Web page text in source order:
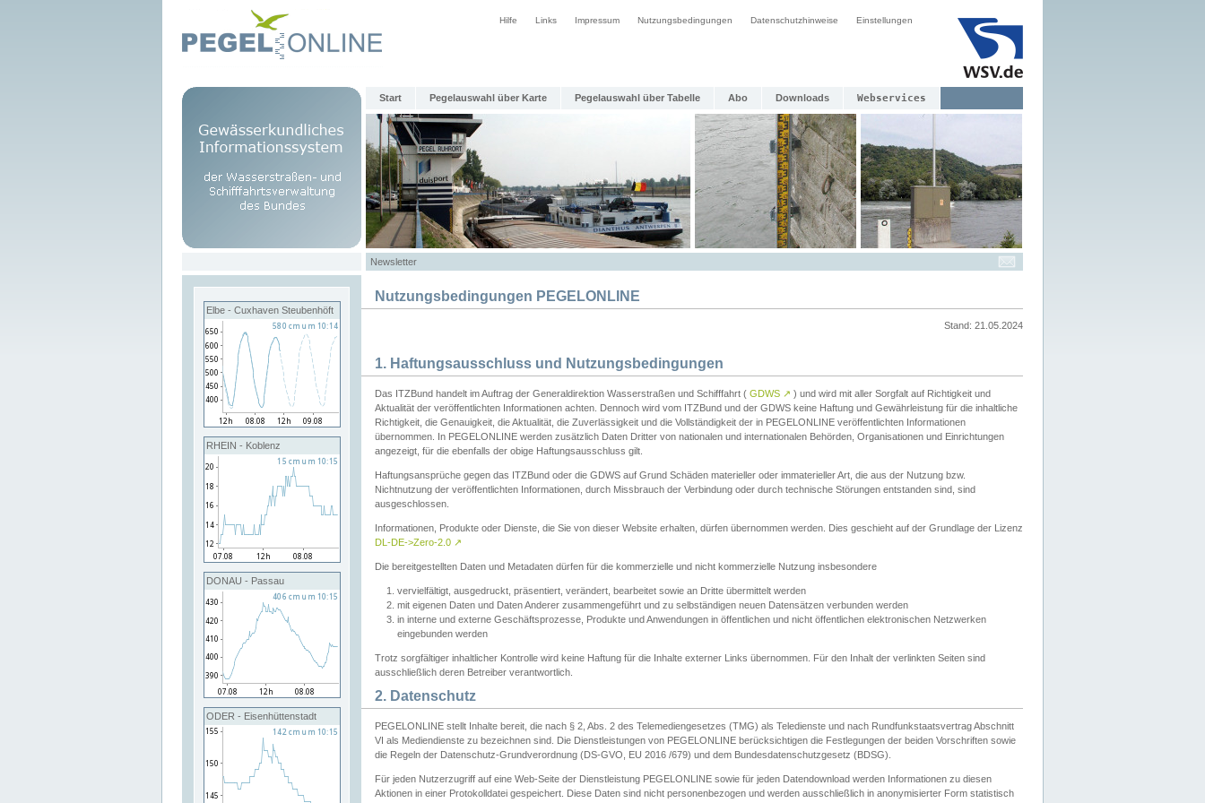
Hilfe Links Impressum Nutzungsbedingungen Datenschutzhinweise Einstellungen
Start Pegelauswahl über Karte Pegelauswahl über Tabelle Abo Downloads Webservices
Newsletter
Elbe - Cuxhaven Steubenhöft
RHEIN - Koblenz
DONAU - Passau
ODER - Eisenhüttenstadt
Nutzungsbedingungen PEGELONLINE
Stand: 21.05.2024
1. Haftungsausschluss und Nutzungsbedingungen
Das ITZBund handelt im Auftrag der Generaldirektion Wasserstraßen und Schifffahrt ( GDWS ↗ ) und wird mit aller Sorgfalt auf Richtigkeit und
Aktualität der veröffentlichten Informationen achten. Dennoch wird vom ITZBund und der GDWS keine Haftung und Gewährleistung für die inhaltliche
Richtigkeit, die Genauigkeit, die Aktualität, die Zuverlässigkeit und die Vollständigkeit der in PEGELONLINE veröffentlichten Informationen
übernommen. In PEGELONLINE werden zusätzlich Daten Dritter von nationalen und internationalen Behörden, Organisationen und Einrichtungen
angezeigt, für die ebenfalls der obige Haftungsausschluss gilt.
Haftungsansprüche gegen das ITZBund oder die GDWS auf Grund Schäden materieller oder immaterieller Art, die aus der Nutzung bzw.
Nichtnutzung der veröffentlichten Informationen, durch Missbrauch der Verbindung oder durch technische Störungen entstanden sind, sind
ausgeschlossen.
Informationen, Produkte oder Dienste, die Sie von dieser Website erhalten, dürfen übernommen werden. Dies geschieht auf der Grundlage der Lizenz
DL-DE->Zero-2.0 ↗
Die bereitgestellten Daten und Metadaten dürfen für die kommerzielle und nicht kommerzielle Nutzung insbesondere
vervielfältigt, ausgedruckt, präsentiert, verändert, bearbeitet sowie an Dritte übermittelt werden
mit eigenen Daten und Daten Anderer zusammengeführt und zu selbständigen neuen Datensätzen verbunden werden
in interne und externe Geschäftsprozesse, Produkte und Anwendungen in öffentlichen und nicht öffentlichen elektronischen Netzwerken
eingebunden werden
Trotz sorgfältiger inhaltlicher Kontrolle wird keine Haftung für die Inhalte externer Links übernommen. Für den Inhalt der verlinkten Seiten sind
ausschließlich deren Betreiber verantwortlich.
2. Datenschutz
PEGELONLINE stellt Inhalte bereit, die nach § 2, Abs. 2 des Telemediengesetzes (TMG) als Teledienste und nach Rundfunkstaatsvertrag Abschnitt
VI als Mediendienste zu bezeichnen sind. Die Dienstleistungen von PEGELONLINE berücksichtigen die Festlegungen der beiden Vorschriften sowie
die Regeln der Datenschutz-Grundverordnung (DS-GVO, EU 2016 /679) und dem Bundesdatenschutzgesetz (BDSG).
Für jeden Nutzerzugriff auf eine Web-Seite der Dienstleistung PEGELONLINE sowie für jeden Datendownload werden Informationen zu diesen
Aktionen in einer Protokolldatei gespeichert. Diese Daten sind nicht personenbezogen und werden ausschließlich in anonymisierter Form statistisch